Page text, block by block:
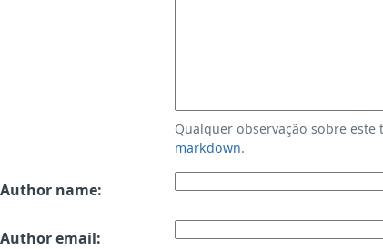
Qualquer observação sobre
markdown.
Author name:
Author email: